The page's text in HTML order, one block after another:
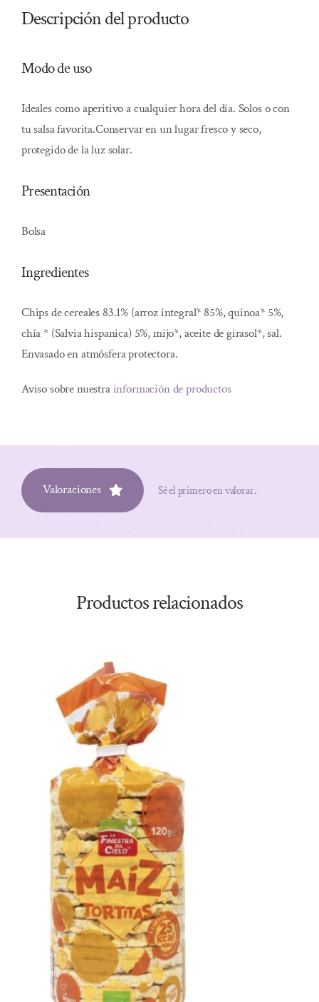
Descripción del producto
Modo de uso
Ideales como aperitivo a cualquier hora del día. Solos o con
tu salsa favorita.Conservar en un lugar fresco y seco,
protegido de la luz solar.
Presentación
Bolsa
Ingredientes
Chips de cereales 83.1% (arroz integral* 85%, quinoa* 5%,
chía * (Salvia hispanica) 5%, mijo*, aceite de girasol*, sal.
Envasado en atmósfera protectora.
Aviso sobre nuestrainformación de productos
Valoraciones Sé el primero en valorar.
Productos relacionados